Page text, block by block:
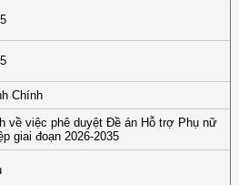
Chính
về việc phê duyệt Đề án Hỗ trợ Phụ nữ
giai đoạn 2026-2035